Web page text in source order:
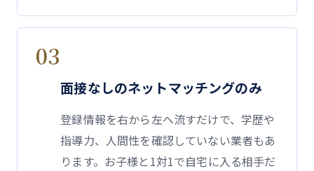
03
面接なしのネットマッチングのみ
登録情報を右から左へ流すだけで、学歴や
指導力、人間性を確認していない業者もあ
ります。お子様と1対1で自宅に入る相手だ